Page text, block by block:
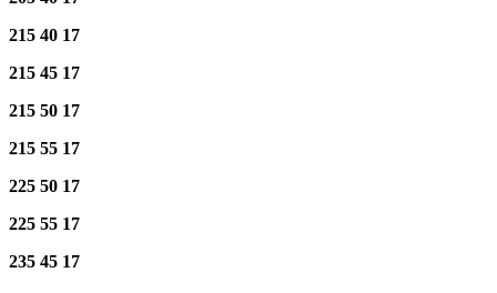
215 40 17
215 45 17
215 50 17
215 55 17
225 50 17
225 55 17
235 45 17